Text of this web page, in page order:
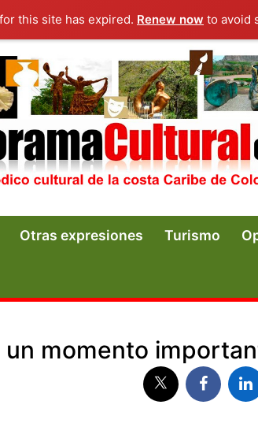
this site has expired. Renew now to avoid
Otras expresiones Turismo
un momento